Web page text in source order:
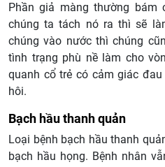
Phần giả màng thường bám
chúng ta tách nó ra thì sẽ
chúng vào nước thì chúng
tình trạng phù nề làm cho
quanh cổ trẻ có cảm giác
hôi.
Bạch hầu thanh quản
Loại bệnh bạch hầu thanh
bạch hầu họng. Bệnh nhân